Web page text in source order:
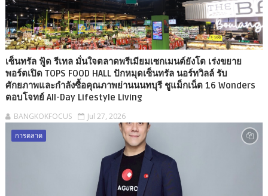
เซ็นทรัล ฟู้ด รีเทล มั่นใจตลาดพรีเมียมเซกเมนต์ยังโต เร่งขยาย
พอร์ตเปิด TOPS FOOD HALL ปักหมุดเซ็นทรัล นอร์ทวิลล์ รับ
ศักยภาพและกำลังซื้อคุณภาพย่านนนทบุรี ชูแม็กเน็ต 16 Wonders
ตอบโจทย์ All-Day Lifestyle Living
BANGKOKFOCUS Jul 27, 2026
การตลาด